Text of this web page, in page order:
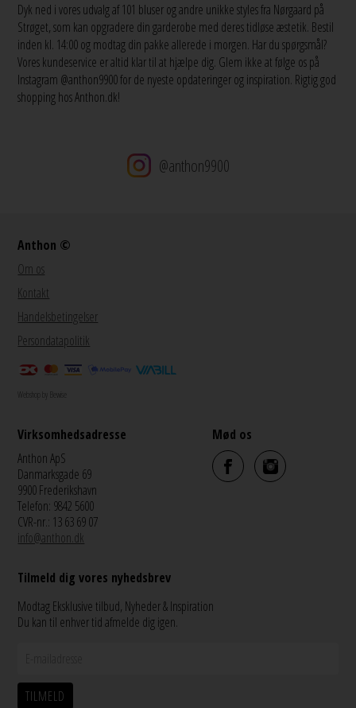
Dyk ned i vores udvalg af 101 bluser og andre unikke styles fra Nørgaard på
Strøget, som kan opgradere din garderobe med deres tidløse æstetik. Bestil
inden kl. 14:00 og modtag din pakke allerede i morgen. Har du spørgsmål?
Vores kundeservice er altid klar til at hjælpe dig. Glem ikke at følge os på
Instagram @anthon9900 for de nyeste opdateringer og inspiration. Rigtig god
shopping hos Anthon.dk!
@anthon9900
Anthon ©
Om os
Kontakt
Handelsbetingelser
Persondatapolitik
Webshop by Bewise
Virksomhedsadresse
Anthon ApS
Danmarksgade 69
9900 Frederikshavn
Telefon: 9842 5600
CVR-nr.: 13 63 69 07
info@anthon.dk
Mød os
Tilmeld dig vores nyhedsbrev
Modtag Eksklusive tilbud, Nyheder & Inspiration
Du kan til enhver tid afmelde dig igen.